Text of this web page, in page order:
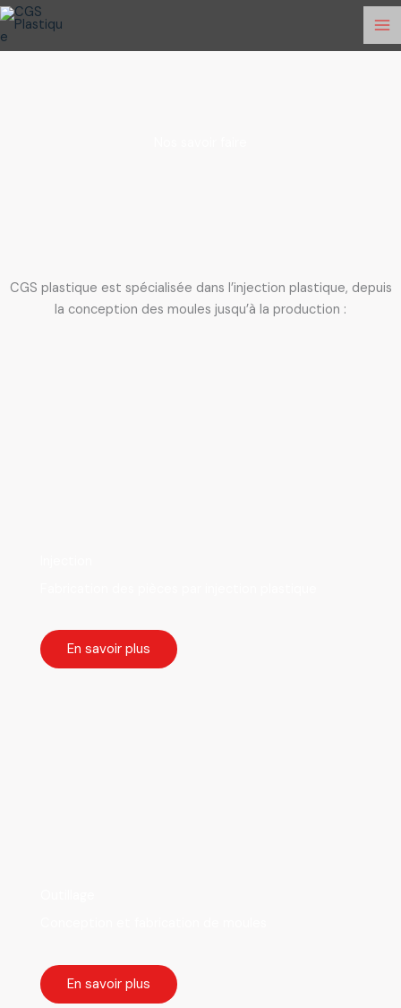
Aller
au
contenu
CGS plastique est spécialisée dans l’injection plastique, depuis
la conception des moules jusqu’à la production :
En savoir plus
En savoir plus